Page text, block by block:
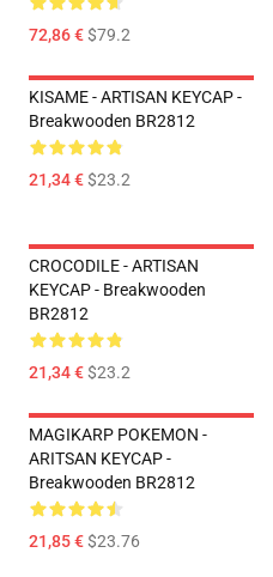
72,86 €$79.2
KISAME - ARTISAN KEYCAP -
Breakwooden BR2812
21,34 €$23.2
CROCODILE - ARTISAN
KEYCAP - Breakwooden
BR2812
21,34 €$23.2
MAGIKARP POKEMON -
ARITSAN KEYCAP -
Breakwooden BR2812
21,85 €$23.76